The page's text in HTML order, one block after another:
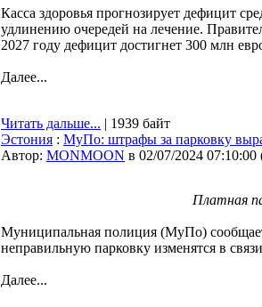
Касса здоровья прогнозирует дефицит
удлинению очередей на лечение.
2027 году дефицит достигнет 300 млн
Далее...
Читать дальше... | 1939 байт
Эстония : МуПо: штрафы за парковку
Автор: MONMOON в 02/07/2024 07:10:00
Платная
Муниципальная полиция (МуПо)
неправильную парковку изменятся в
Далее...